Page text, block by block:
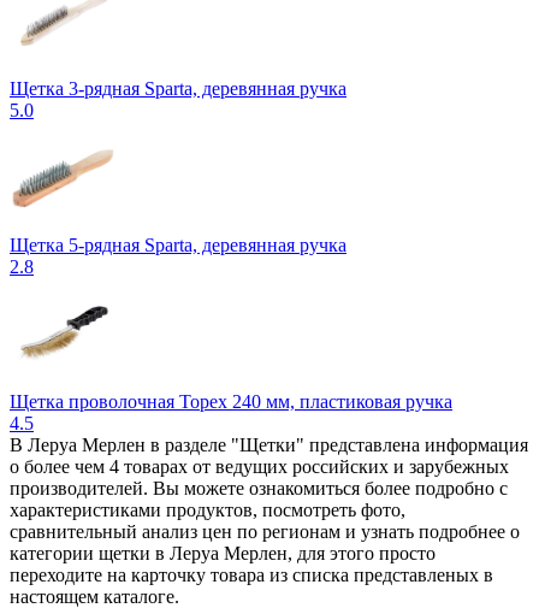
Щетка 3-рядная Sparta, деревянная ручка
5.0
Щетка 5-рядная Sparta, деревянная ручка
2.8
Щетка проволочная Topex 240 мм, пластиковая ручка
4.5
В Леруа Мерлен в разделе "Щетки" представлена информация
о более чем 4 товарах от ведущих российских и зарубежных
производителей. Вы можете ознакомиться более подробно c
характеристиками продуктов, посмотреть фото,
сравнительный анализ цен по регионам и узнать подробнее о
категории щетки в Леруа Мерлен, для этого просто
переходите на карточку товара из списка представленых в
настоящем каталоге.